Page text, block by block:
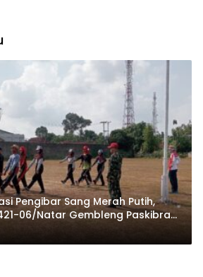
Pengibar Sang Merah Putih,
06/Natar Gembleng Paskibra
Jelang HUT RI ke-81